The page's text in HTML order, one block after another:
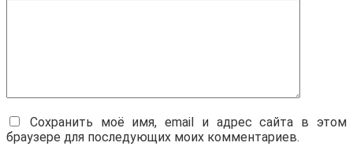
Сохранить моё имя, email и адрес сайта в этом
браузере для последующих моих комментариев.